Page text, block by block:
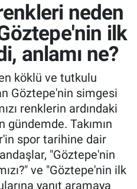
neden
Göztepe'nin ilk
anlamı ne?
köklü ve tutkulu
Göztepe'nin simgesi
renklerin ardındaki
Takımın
spor tarihine dair
"Göztepe'nin
ve "Göztepe'nin ilk
yanıt aramaya
Haritası
ve Fikstür